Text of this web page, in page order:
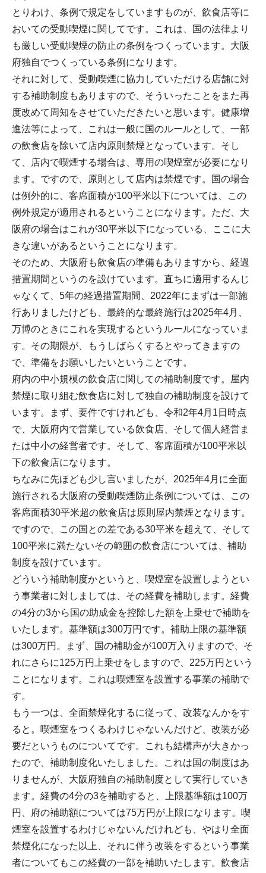
とりわけ、条例で規定をしていますものが、飲食店等に
おいての受動喫煙に関してです。これは、国の法律より
も厳しい受動喫煙の防止の条例をつくっています。大阪
府独自でつくっている条例になります。
それに対して、受動喫煙に協力していただける店舗に対
する補助制度もありますので、そういったことをまた再
度改めて周知をさせていただきたいと思います。健康増
進法等によって、これは一般に国のルールとして、一部
の飲食店を除いて店内原則禁煙となっています。そし
て、店内で喫煙する場合は、専用の喫煙室が必要になり
ます。ですので、原則として店内は禁煙です。国の場合
は例外的に、客席面積が100平米以下については、この
例外規定が適用されるということになります。ただ、大
阪府の場合はこれが30平米以下になっている、ここに大
きな違いがあるということになります。
そのため、大阪府も飲食店の準備もありますから、経過
措置期間というのを設けています。直ちに適用するんじ
ゃなくて、5年の経過措置期間、2022年にまずは一部施
行ありましたけども、最終的な最終施行は2025年4月、
万博のときにこれを実現するというルールになっていま
す。その期限が、もうしばらくするとやってきますの
で、準備をお願いしたいということです。
府内の中小規模の飲食店に関しての補助制度です。屋内
禁煙に取り組む飲食店に対して独自の補助制度を設けて
います。まず、要件ですけれども、令和2年4月1日時点
で、大阪府内で営業している飲食店、そして個人経営ま
たは中小の経営者です。そして、客席面積が100平米以
下の飲食店になります。
ちなみに先ほども少し言いましたが、2025年4月に全面
施行される大阪府の受動喫煙防止条例については、この
客席面積30平米超の飲食店は原則屋内禁煙となります。
ですので、この国との差である30平米を超えて、そして
100平米に満たないその範囲の飲食店については、補助
制度を設けています。
どういう補助制度かというと、喫煙室を設置しようとい
う事業者に対しましては、その経費を補助します。経費
の4分の3から国の助成金を控除した額を上乗せで補助を
いたします。基準額は300万円です。補助上限の基準額
は300万円。まず、国の補助金が100万入りますので、そ
れにさらに125万円上乗せをしますので、225万円という
ことになります。これは喫煙室を設置する事業の補助で
す。
もう一つは、全面禁煙化するに従って、改装なんかをす
ると。喫煙室をつくるわけじゃないんだけど、改装が必
要だというものについてです。これも結構声が大きかっ
たので、補助制度化いたしました。これは国の制度はあ
りませんが、大阪府独自の補助制度として実行していき
ます。経費の4分の3を補助すると、上限基準額は100万
円、府の補助額については75万円が上限になります。喫
煙室を設置するわけじゃないんだけれども、やはり全面
禁煙化になった以上、それに伴う改装をするという事業
者についてもこの経費の一部を補助いたします。飲食店